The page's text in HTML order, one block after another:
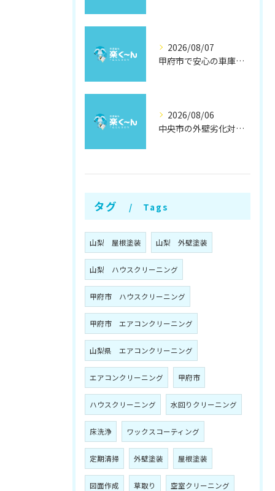
2026/08/07
甲府市で安心の車庫屋根修理方法
2026/08/06
中央市の外壁劣化対策と補修方法
タグ Tags
山梨 屋根塗装 山梨 外壁塗装
山梨 ハウスクリーニング
甲府市 ハウスクリーニング
甲府市 エアコンクリーニング
山梨県 エアコンクリーニング
エアコンクリーニング 甲府市
ハウスクリーニング 水回りクリーニング
床洗浄 ワックスコーティング
定期清掃 外壁塗装 屋根塗装
図面作成 草取り 空室クリーニング